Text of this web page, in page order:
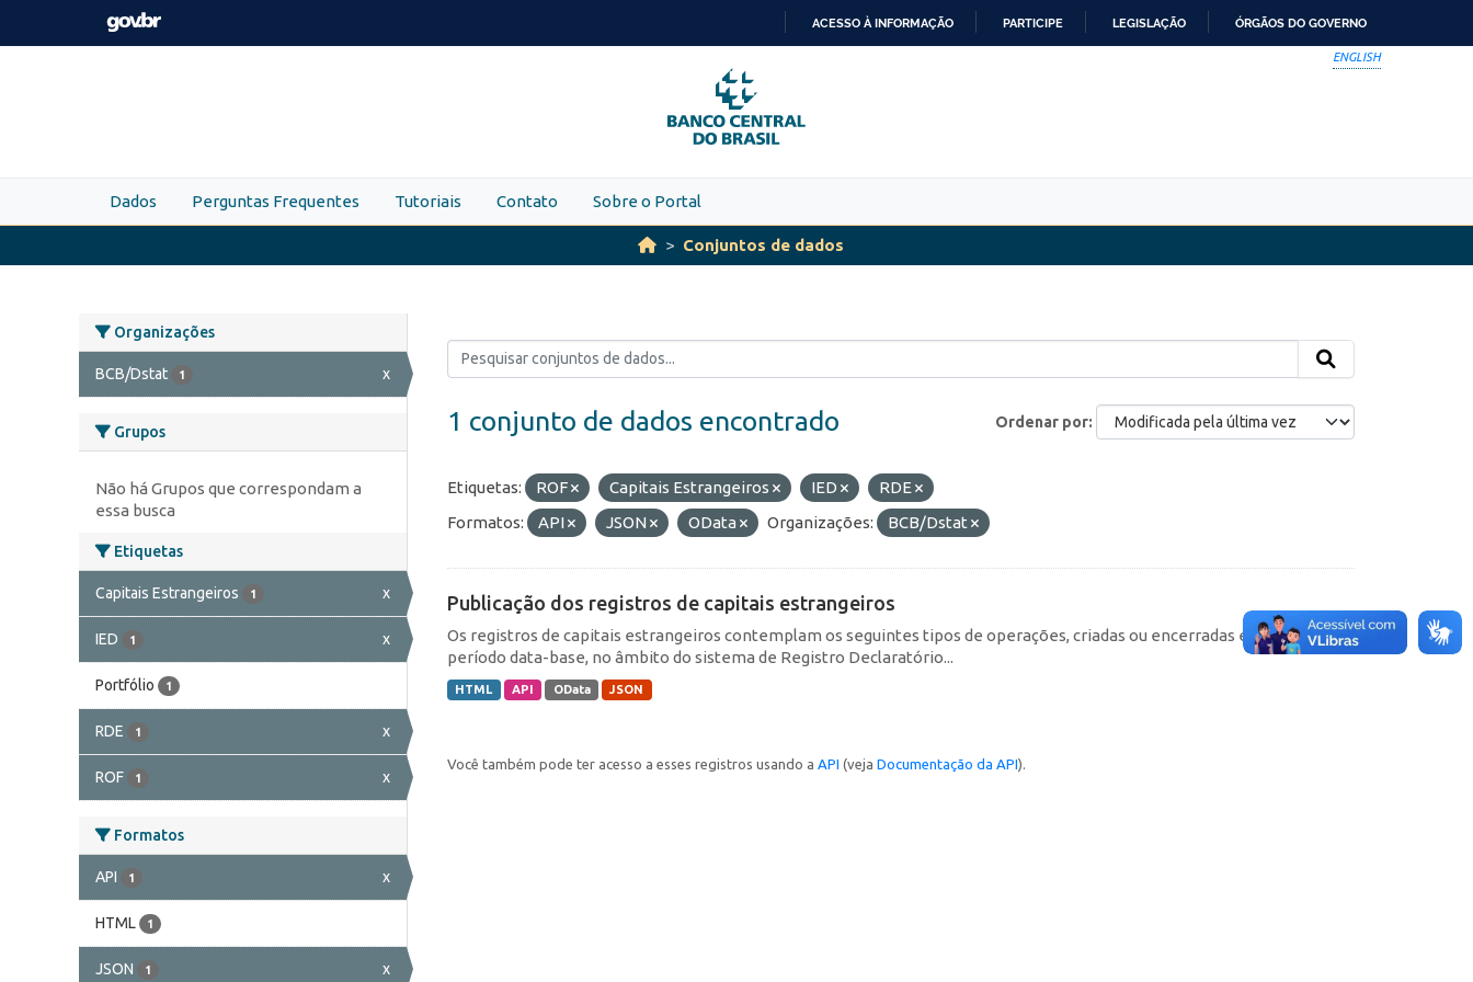
Skip to main content
PARA
O
CONTEÚDO
ACESSO À INFORMAÇÃO PARTICIPE LEGISLAÇÃO ÓRGÃOS DO GOVERNO
ENGLISH
Dados Perguntas Frequentes Tutoriais Contato Sobre o Portal
Conjuntos de dados
Organizações
BCB/Dstat 1 x
Grupos
Não há Grupos que correspondam a
essa busca
Etiquetas
Capitais Estrangeiros 1 x
IED 1 x
Portfólio 1
RDE 1 x
ROF 1 x
Formatos
API 1 x
HTML 1
JSON 1 x
Ordenar por
1 conjunto de dados encontrado
Etiquetas: ROF Capitais Estrangeiros IED
RDE
Formatos:
API JSON OData Organizações: BCB/Dstat
Publicação dos registros de capitais estrangeiros
Os registros de capitais estrangeiros contemplam os seguintes tipos de operações, criadas ou encerradas em cada
período data-base, no âmbito do sistema de Registro Declaratório...
HTML API OData JSON
Você também pode ter acesso a esses registros usando a API (veja Documentação da API).